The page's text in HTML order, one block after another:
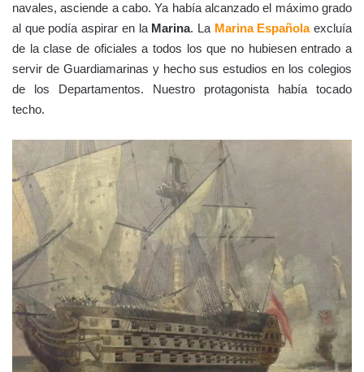
navales, asciende a cabo. Ya había alcanzado el máximo grado
al que podía aspirar en la Marina. La Marina Española excluía
de la clase de oficiales a todos los que no hubiesen entrado a
servir de Guardiamarinas y hecho sus estudios en los colegios
de los Departamentos. Nuestro protagonista había tocado
techo.